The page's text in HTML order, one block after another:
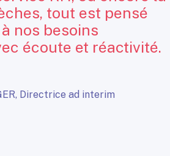
tout est pensé
nos besoins
écoute et réactivité.
Directrice ad interim